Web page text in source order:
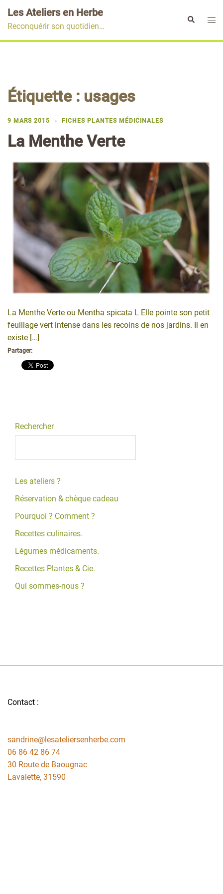
au
contenu
Les Ateliers en Herbe
Reconquérir son quotidien…
Rechercher
Étiquette : usages
9 MARS 2015 FICHES PLANTES MÉDICINALES
La Menthe Verte
La Menthe Verte ou Mentha spicata L Elle pointe son petit
feuillage vert intense dans les recoins de nos jardins. Il en
existe […]
Partager:
Rechercher
Les ateliers ?
Réservation & chèque cadeau
Pourquoi ? Comment ?
Recettes culinaires.
Légumes médicaments.
Recettes Plantes & Cie.
Qui sommes-nous ?
Contact :
sandrine@lesateliersenherbe.com
06 86 42 86 74
30 Route de Baougnac
Lavalette, 31590